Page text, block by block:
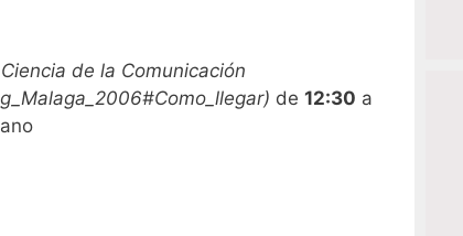
de la Comunicación
) de 12:30 a